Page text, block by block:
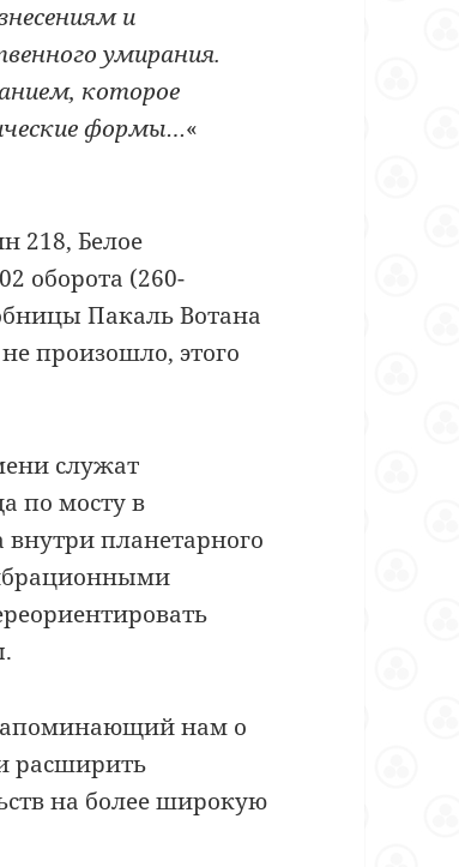
и
умирания.
которое
формы…«
218, Белое
оборота (260-
Пакаль Вотана
произошло, этого
служат
по мосту в
планетарного
нам о
расширить
на более широкую